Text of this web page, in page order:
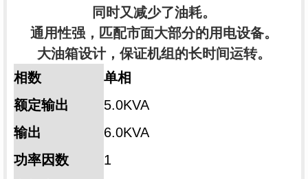
同时又减少了油耗。
通用性强，匹配市面大部分的用电设备。
大油箱设计，保证机组的长时间运转。
相数
单相
额定输出
5.0KVA
输出
6.0KVA
功率因数
1